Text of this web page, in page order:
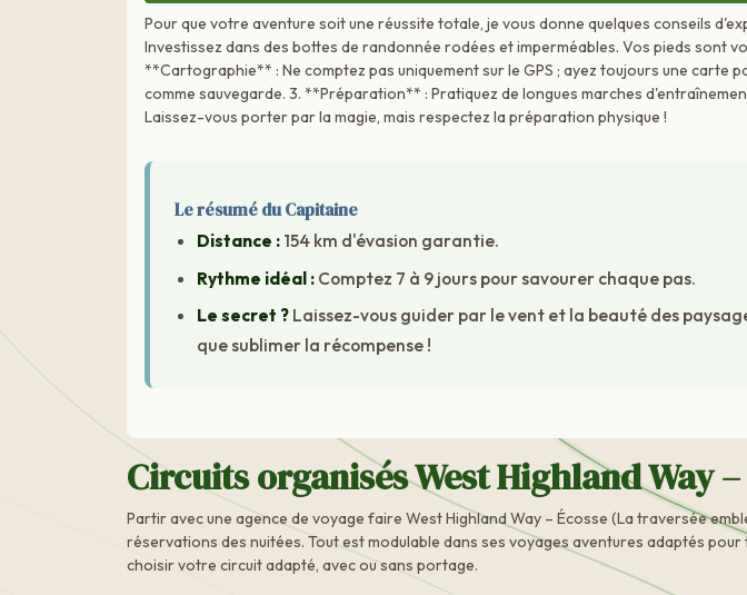
Pour que votre aventure soit une réussite totale, je vous donne quelques conseils
Investissez dans des bottes de randonnée rodées et imperméables. Vos pieds sont
**Cartographie** : Ne comptez pas uniquement sur le GPS ; ayez toujours une carte
comme sauvegarde. 3. **Préparation** : Pratiquez de longues marches
Laissez-vous porter par la magie, mais respectez la préparation physique !
Le résumé du Capitaine
Distance :154 km d'évasion garantie.
Rythme idéal :Comptez 7 à 9 jours pour savourer chaque pas.
Le secret ?Laissez-vous guider par le vent et la beauté des
que sublimer la récompense !
Circuits organisés West Highland Way –
Partir avec une agence de voyage faire West Highland Way – Écosse (La traversée
réservations des nuitées. Tout est modulable dans ses voyages aventures adaptés
choisir votre circuit adapté, avec ou sans portage.